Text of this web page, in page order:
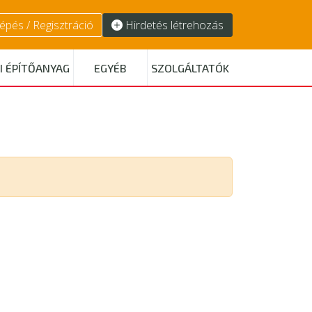
/ Regisztráció Hirdetés létrehozás
ÉPÍTŐANYAG EGYÉB SZOLGÁLTATÓK